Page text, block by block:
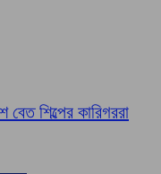
বেত শিল্পের কারিগররা